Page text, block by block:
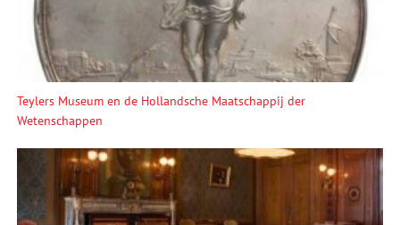
Teylers Museum en de Hollandsche Maatschappij der
Wetenschappen